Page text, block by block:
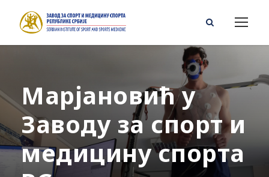
Марјановић у
Заводу за спорт и
медицину спорта